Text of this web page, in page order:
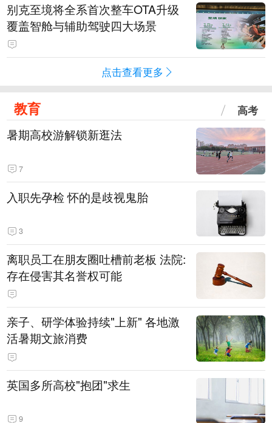
别克至境将全系首次整车OTA升级
覆盖智舱与辅助驾驶四大场景
点击查看更多
教育 高考
暑期高校游解锁新逛法
7
入职先孕检 怀的是歧视鬼胎
3
离职员工在朋友圈吐槽前老板 法院:
存在侵害其名誉权可能
亲子、研学体验持续"上新" 各地激
活暑期文旅消费
英国多所高校"抱团"求生
9